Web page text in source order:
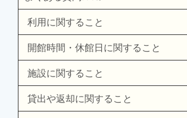
利用に関すること
開館時間・休館日に関すること
施設に関すること
貸出や返却に関すること